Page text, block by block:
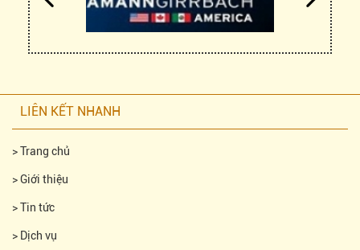
LIÊN KẾT NHANH
>Trang chủ
>Giới thiệu
>Tin tức
> Dịch vụ